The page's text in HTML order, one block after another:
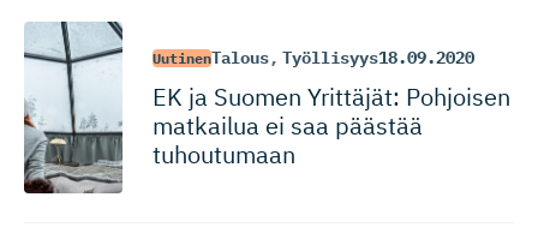
UutinenTalous, Työllisyys18.09.2020
EK ja Suomen Yrittäjät: Pohjoisen
matkailua ei saa päästää
tuhoutumaan